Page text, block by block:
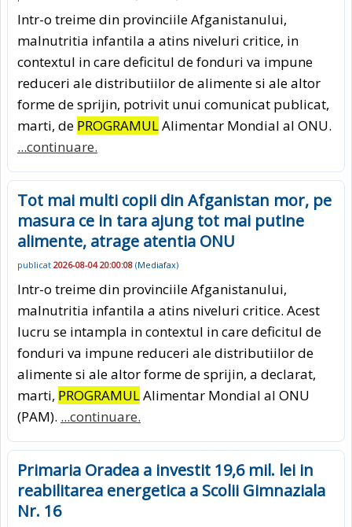
Intr-o treime din provinciile Afganistanului,
malnutritia infantila a atins niveluri critice, in
contextul in care deficitul de fonduri va impune
reduceri ale distributiilor de alimente si ale altor
forme de sprijin, potrivit unui comunicat publicat,
marti, de PROGRAMULAlimentar Mondial al ONU.
...continuare.
Tot mai multi copii din Afganistan mor, pe
masura ce in tara ajung tot mai putine
alimente, atrage atentia ONU
publicat 2026-08-04 20:00:08 (Mediafax)
Intr-o treime din provinciile Afganistanului,
malnutritia infantila a atins niveluri critice. Acest
lucru se intampla in contextul in care deficitul de
fonduri va impune reduceri ale distributiilor de
alimente si ale altor forme de sprijin, a declarat,
marti, PROGRAMULAlimentar Mondial al ONU
(PAM). ...continuare.
Primaria Oradea a investit 19,6 mil. lei in
reabilitarea energetica a Scolii Gimnaziala
Nr. 16